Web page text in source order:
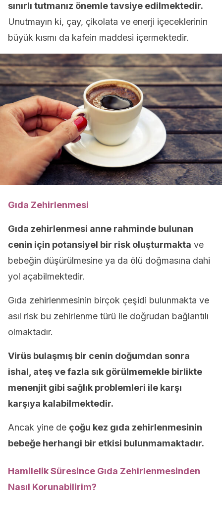
sınırlı tutmanız önemle tavsiye edilmektedir.
Unutmayın ki, çay, çikolata ve enerji içeceklerinin
büyük kısmı da kafein maddesi içermektedir.
Gıda Zehirlenmesi
Gıda zehirlenmesi anne rahminde bulunan
cenin için potansiyel bir risk oluşturmakta ve
bebeğin düşürülmesine ya da ölü doğmasına dahi
yol açabilmektedir.
Gıda zehirlenmesinin birçok çeşidi bulunmakta ve
asıl risk bu zehirlenme türü ile doğrudan bağlantılı
olmaktadır.
Virüs bulaşmış bir cenin doğumdan sonra
ishal, ateş ve fazla sık görülmemekle birlikte
menenjit gibi sağlık problemleri ile karşı
karşıya kalabilmektedir.
Ancak yine de çoğu kez gıda zehirlenmesinin
bebeğe herhangi bir etkisi bulunmamaktadır.
Hamilelik Süresince Gıda Zehirlenmesinden
Nasıl Korunabilirim?